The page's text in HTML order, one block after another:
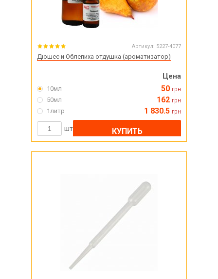
Артикул: 5227-4077
Дюшес и Облепиха отдушка (ароматизатор)
Цена
10мл 50 грн
50мл 162 грн
1литр 1 830.5 грн
шт КУПИТЬ